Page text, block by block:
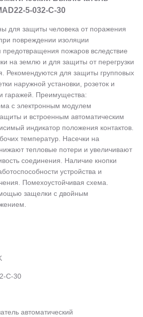
5-032-C-30
для защиты человека от поражения
повреждении изоляции
предотвращения пожаров вследствие
на землю и для защиты от перегрузки
Рекомендуются для защиты групповых
наружной установки, розеток и
гаражей. Преимущества:
с электронным модулем
и встроенным автоматическим
индикатор положения контактов.
температур. Насечки на
тепловые потери и увеличивают
соединения. Наличие кнопки
устройства и
Помехоустойчивая схема.
защелки с двойным
C-30
автоматический